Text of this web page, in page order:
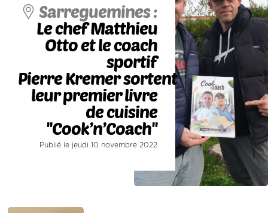
Sarreguemines :
Le chef Matthieu
Otto et le coach
sportif
Pierre Kremer sortent
leur premier livre
de cuisine
''Cook’n’Coach''
Publié le jeudi 10 novembre 2022